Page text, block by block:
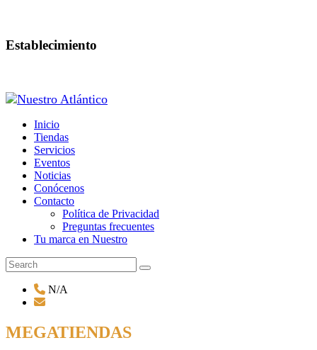
Establecimiento
Inicio
Tiendas
Servicios
Eventos
Noticias
Conócenos
Contacto
Política de Privacidad
Preguntas frecuentes
Tu marca en Nuestro
N/A
MEGATIENDAS